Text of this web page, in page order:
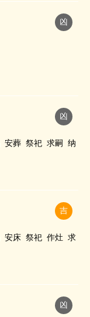
凶
凶
安葬 祭祀 求嗣
纳
吉
安床 祭祀 作灶 求
凶